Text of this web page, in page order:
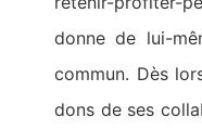
donne de lui-
commun. Dès
dons de ses